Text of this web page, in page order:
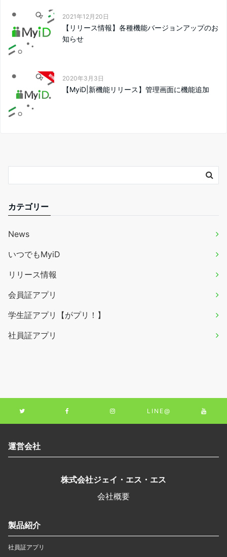
2021年12月20日
【リリース情報】各種機能バージョンアップのお
知らせ
2020年3月3日
【MyiD|新機能リリース】管理画面に機能追加
カテゴリー
News
いつでもMyiD
リリース情報
会員証アプリ
学生証アプリ【がプリ！】
社員証アプリ
LINE@
運営会社
株式会社ジェイ・エス・エス
会社概要
製品紹介
社員証アプリ